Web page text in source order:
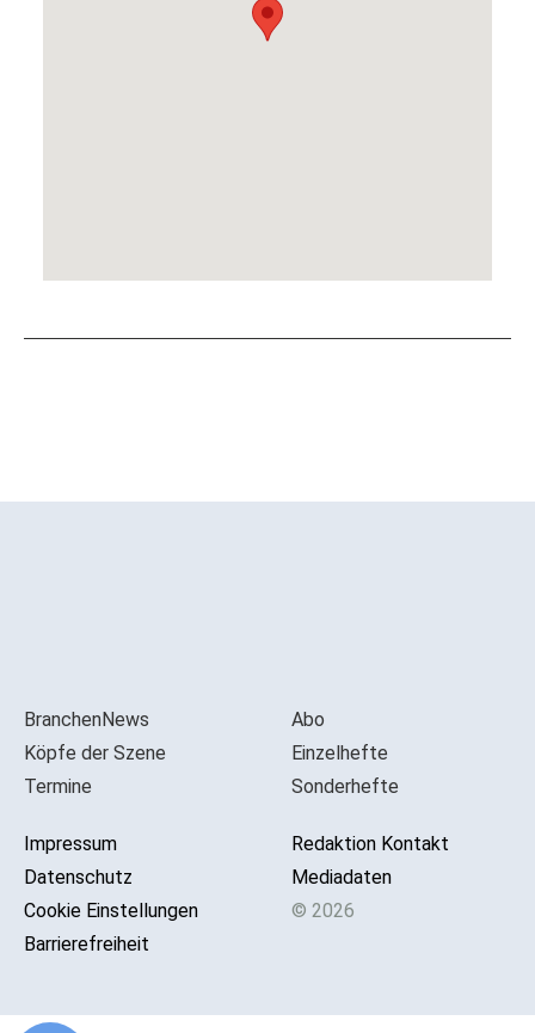
BranchenNews
Köpfe der Szene
Termine
Impressum
Datenschutz
Cookie Einstellungen
Barrierefreiheit
Abo
Einzelhefte
Sonderhefte
Redaktion Kontakt
Mediadaten
© 2026